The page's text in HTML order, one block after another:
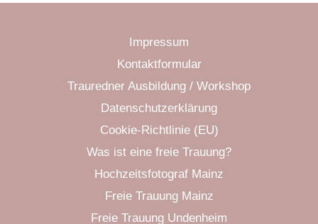
Impressum
Kontaktformular
Trauredner Ausbildung / Workshop
Datenschutzerklärung
Cookie-Richtlinie (EU)
Was ist eine freie Trauung?
Hochzeitsfotograf Mainz
Freie Trauung Mainz
Freie Trauung Undenheim